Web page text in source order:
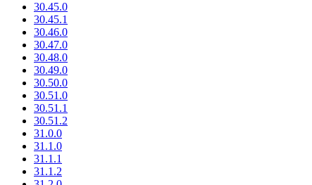
30.45.0
30.45.1
30.46.0
30.47.0
30.48.0
30.49.0
30.50.0
30.51.0
30.51.1
30.51.2
31.0.0
31.1.0
31.1.1
31.1.2